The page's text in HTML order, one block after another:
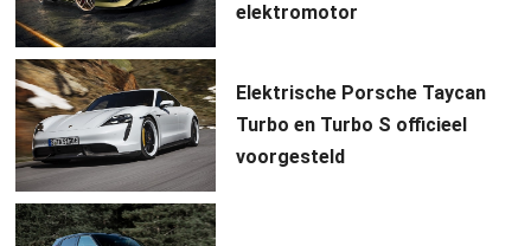
elektromotor
Elektrische Porsche Taycan
Turbo en Turbo S officieel
voorgesteld